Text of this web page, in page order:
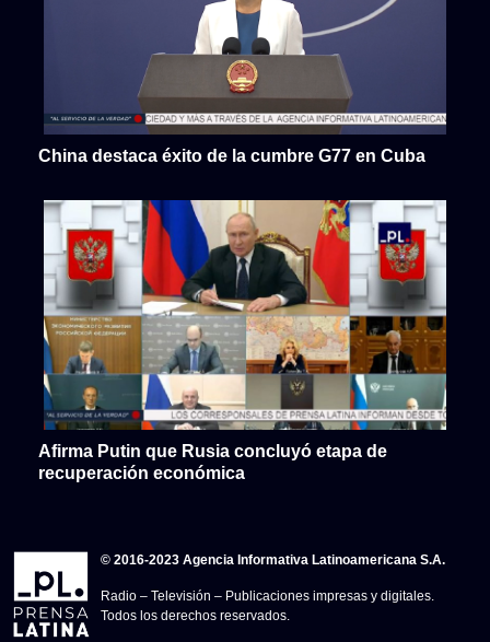
China destaca éxito de la cumbre G77 en Cuba
Afirma Putin que Rusia concluyó etapa de
recuperación económica
© 2016-2023 Agencia Informativa Latinoamericana S.A.
Radio – Televisión – Publicaciones impresas y digitales.
Todos los derechos reservados.